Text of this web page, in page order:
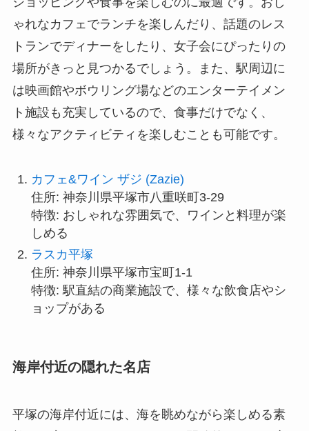
ゃれなカフェでランチを楽しんだり、話題のレス
トランでディナーをしたり、女子会にぴったりの
場所がきっと見つかるでしょう。また、駅周辺に
は映画館やボウリング場などのエンターテイメン
ト施設も充実しているので、食事だけでなく、
様々なアクティビティを楽しむことも可能です。
カフェ&ワイン ザジ (Zazie)
住所: 神奈川県平塚市八重咲町3-29
特徴: おしゃれな雰囲気で、ワインと料理が楽
しめる
ラスカ平塚
住所: 神奈川県平塚市宝町1-1
特徴: 駅直結の商業施設で、様々な飲食店やシ
ョップがある
海岸付近の隠れた名店
平塚の海岸付近には、海を眺めながら楽しめる素